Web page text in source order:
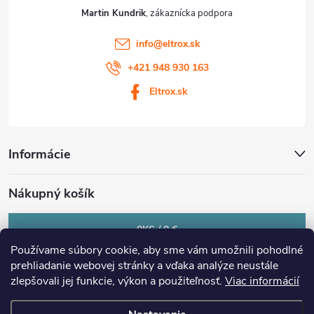
Používame súbory cookie, aby sme vám umožnili pohodlné
prehliadanie webovej stránky a vďaka analýze neustále
zlepšovali jej funkcie, výkon a použiteľnosť. Viac informácií
Martin Kundrik
info@eltrox.sk
+421 948 930 163
Eltrox.sk
Informácie
Nákupný košík
0KS /0 €